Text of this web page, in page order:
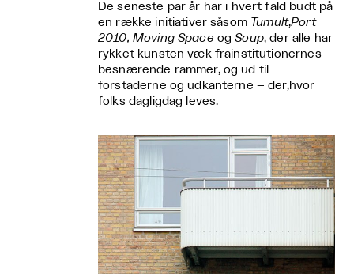
De seneste par år har i hvert fald budt på
en række initiativer såsom Tumult,Port
2010, Moving Space ogSoup, der alle har
rykket kunsten væk frainstitutionernes
besnærende rammer, og ud til
forstaderne og udkanterne – der,hvor
folks dagligdag leves.